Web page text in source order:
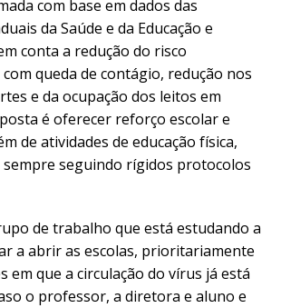
com base em dados das
da Saúde e da Educação e
conta a redução do risco
queda de contágio, redução nos
e da ocupação dos leitos em
é oferecer reforço escolar e
de atividades de educação física,
sempre seguindo rígidos protocolos
de trabalho que está estudando a
a abrir as escolas, prioritariamente
em que a circulação do vírus já está
o professor, a diretora e aluno e